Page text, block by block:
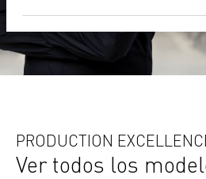
PRODUCTION
Ver todos los